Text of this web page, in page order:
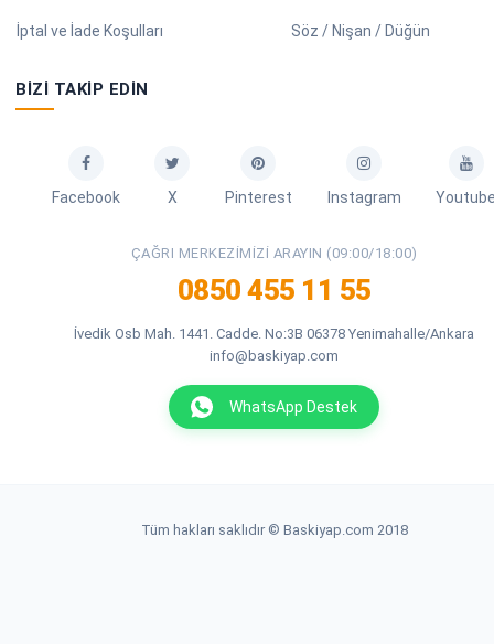
İptal ve İade Koşulları Söz / Nişan / Düğün
BIZI TAKIP EDIN
Facebook X Pinterest Instagram
ÇAĞRI MERKEZIMIZI ARAYIN (09:00/18:00)
0850 455 11 55
İvedik Osb Mah. 1441. Cadde. No:3B 06378 Yenimahalle/Ankara
info@baskiyap.com
WhatsApp Destek
Tüm hakları saklıdır © Baskiyap.com 2018